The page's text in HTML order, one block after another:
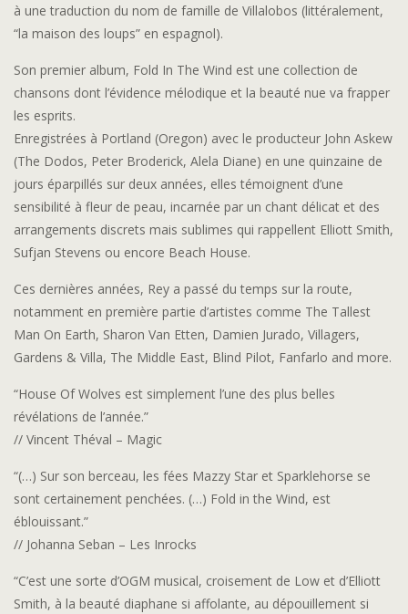
à une traduction du nom de famille de Villalobos (littéralement,
“la maison des loups” en espagnol).
Son premier album, Fold In The Wind est une collection de
chansons dont l’évidence mélodique et la beauté nue va frapper
les esprits.
Enregistrées à Portland (Oregon) avec le producteur John Askew
(The Dodos, Peter Broderick, Alela Diane) en une quinzaine de
jours éparpillés sur deux années, elles témoignent d’une
sensibilité à fleur de peau, incarnée par un chant délicat et des
arrangements discrets mais sublimes qui rappellent Elliott Smith,
Sufjan Stevens ou encore Beach House.
Ces dernières années, Rey a passé du temps sur la route,
notamment en première partie d’artistes comme The Tallest
Man On Earth, Sharon Van Etten, Damien Jurado, Villagers,
Gardens & Villa, The Middle East, Blind Pilot, Fanfarlo and more.
“House Of Wolves est simplement l’une des plus belles
révélations de l’année.”
// Vincent Théval – Magic
“(…) Sur son berceau, les fées Mazzy Star et Sparklehorse se
sont certainement penchées. (…) Fold in the Wind, est
éblouissant.”
// Johanna Seban – Les Inrocks
“C’est une sorte d’OGM musical, croisement de Low et d’Elliott
Smith, à la beauté diaphane si affolante, au dépouillement si